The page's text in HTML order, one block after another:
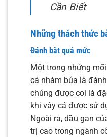
Cần Biết
Những thách thức
Đánh bắt quá mức
Một trong những
cá nhám búa là
chúng được coi là
khi vây cá được sử
Ngoài ra, dầu gan
trị cao trong ngành